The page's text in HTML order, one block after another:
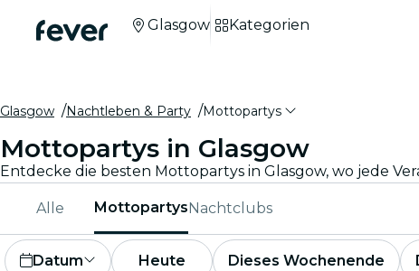
Glasgow Kategorien
Glasgow Nachtleben & Party Mottopartys
Mottopartys in Glasgow
Alle MottopartysNachtclubs
Datum Heute Dieses Wochenende